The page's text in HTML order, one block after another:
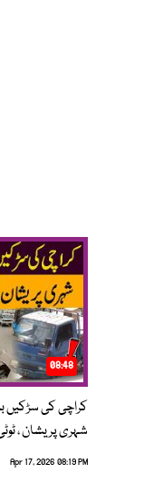
08:48
کراچی کی سڑکیں
شہری پریشان ،
Apr 17, 2026 08:19 PM